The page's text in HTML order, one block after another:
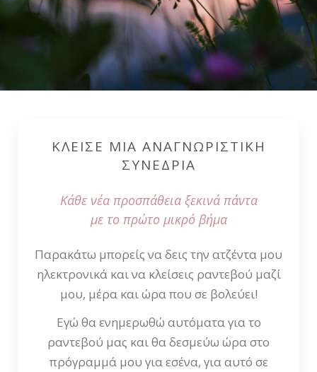
ΚΛΕΙΣΕ ΜΙΑ ΑΝΑΓΝΩΡΙΣΤΙΚΗ
ΣΥΝΕΔΡΙΑ
Κάθε νέα προσπάθεια ξεκινά πάντα
με το πρώτο μικρό βήμα
Παρακάτω μπορείς να δεις την ατζέντα μου
ηλεκτρονικά και να κλείσεις ραντεβού μαζί
μου, μέρα και ώρα που σε βολεύει!
Εγώ θα ενημερωθώ αυτόματα για το
ραντεβού μας και θα δεσμεύω ώρα στο
πρόγραμμά μου για εσένα, για αυτό σε